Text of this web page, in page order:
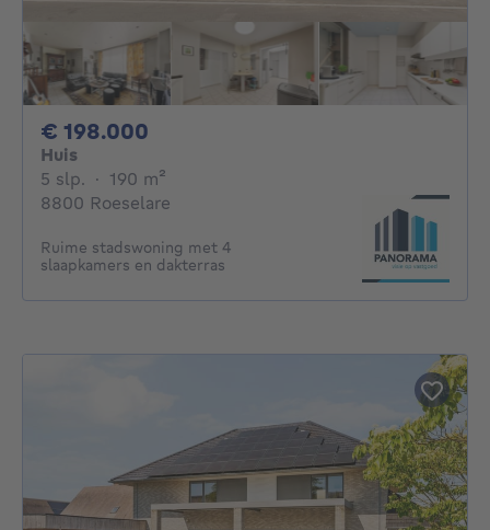
€ 198.000
Huis
5 slp. 5 slaapkamers
· 190 m²
8800 Roeselare
Ruime stadswoning met 4
slaapkamers en dakterras